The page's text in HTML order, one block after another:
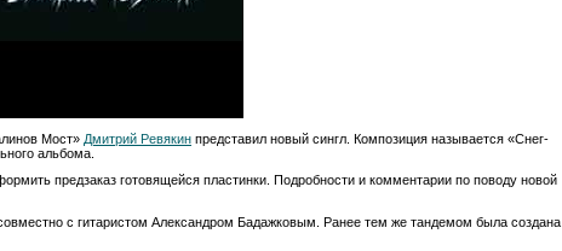
Мост» Дмитрий Ревякин представил новый сингл. Композиция называется «Снег-
альбома.
предзаказ готовящейся пластинки. Подробности и комментарии по поводу новой
с гитаристом Александром Бадажковым. Ранее тем же тандемом была создана